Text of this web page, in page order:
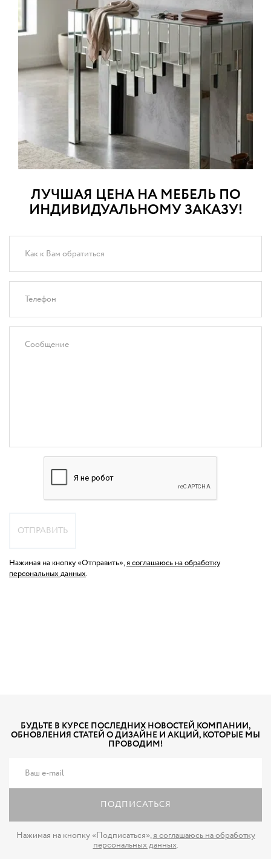
ЛУЧШАЯ ЦЕНА НА МЕБЕЛЬ ПО
ИНДИВИДУАЛЬНОМУ ЗАКАЗУ!
ОТПРАВИТЬ
Нажимая на кнопку «Отправить»,я соглашаюсь на обработку
персональных данных.
БУДЬТЕ В КУРСЕ ПОСЛЕДНИХ НОВОСТЕЙ КОМПАНИИ,
ОБНОВЛЕНИЯ СТАТЕЙ О ДИЗАЙНЕ И АКЦИЙ, КОТОРЫЕ МЫ
ПРОВОДИМ!
ПОДПИСАТЬСЯ
Нажимая на кнопку «Подписаться»,я соглашаюсь на обработку
персональных данных.